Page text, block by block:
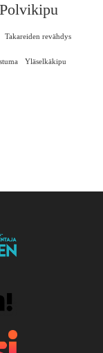
Polvikipu
Takareiden revähdys
Yläselkäkipu